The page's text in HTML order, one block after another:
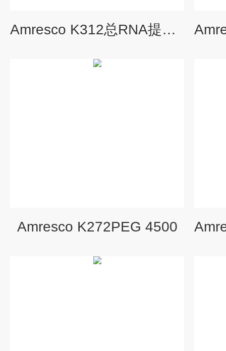
Amresco K312总RNA提取试剂盒
Amresco K272PEG 4500